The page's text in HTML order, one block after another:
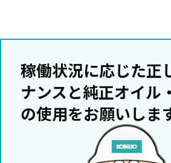
稼働状況に応じた正
ナンスと純正オイル
の使用をお願いします